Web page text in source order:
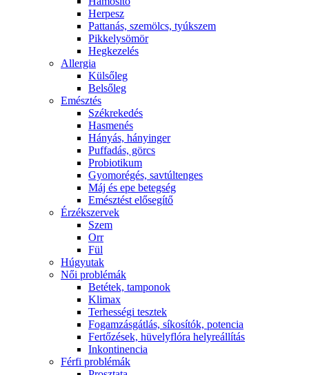
Herpesz
Pattanás, szemölcs, tyúkszem
Pikkelysömör
Hegkezelés
Allergia
Külsőleg
Belsőleg
Emésztés
Székrekedés
Hasmenés
Hányás, hányinger
Puffadás, görcs
Probiotikum
Gyomorégés, savtúltenges
Máj és epe betegség
Emésztést elősegítő
Érzékszervek
Szem
Orr
Fül
Húgyutak
Női problémák
Betétek, tamponok
Klimax
Terhességi tesztek
Fogamzásgátlás, síkosítók, potencia
Fertőzések, hüvelyflóra helyreállítás
Inkontinencia
Férfi problémák